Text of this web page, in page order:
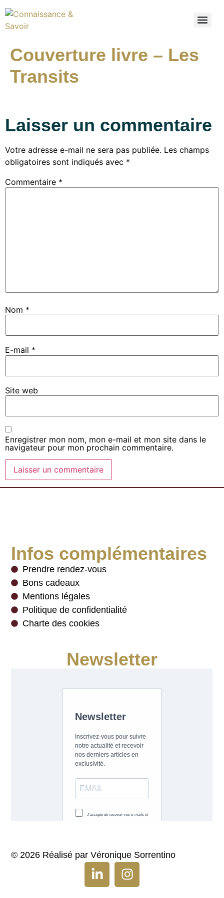
Couverture livre – Les
Transits
Laisser un commentaire
Votre adresse e-mail ne sera pas publiée. Les champs
obligatoires sont indiqués avec *
Commentaire *
Nom *
E-mail *
Site web
Enregistrer mon nom, mon e-mail et mon site dans le
navigateur pour mon prochain commentaire.
Infos complémentaires
Prendre rendez-vous
Bons cadeaux
Mentions légales
Politique de confidentialité
Charte des cookies
Newsletter
© 2026 Réalisé par Véronique Sorrentino